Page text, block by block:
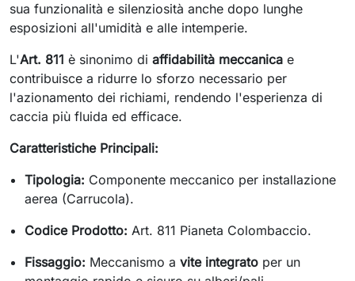
sua funzionalità e silenziosità anche dopo lunghe
esposizioni all'umidità e alle intemperie.
L'Art. 811 è sinonimo di affidabilità meccanica e
contribuisce a ridurre lo sforzo necessario per
l'azionamento dei richiami, rendendo l'esperienza di
caccia più fluida ed efficace.
Caratteristiche Principali:
Tipologia: Componente meccanico per installazione
aerea (Carrucola).
Codice Prodotto: Art. 811 Pianeta Colombaccio.
Fissaggio: Meccanismo avite integrato per un